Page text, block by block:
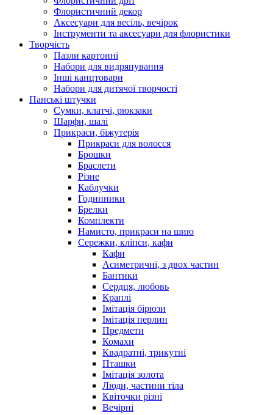
Флористичний декор
Аксесуари для весіль, вечірок
Інструменти та аксесуари для флористики
Творчість
Пазли картонні
Набори для видряпування
Інші канцтовари
Набори для дитячої творчості
Панські штучки
Сумки, клатчі, рюкзаки
Шарфи, шалі
Прикраси, біжутерія
Прикраси для волосся
Брошки
Браслети
Різне
Каблучки
Годинники
Брелки
Комплекти
Намисто, прикраси на шию
Сережки, кліпси, кафи
Кафи
Асиметричні, з двох частин
Бантики
Сердця, любовь
Краплі
Імітація бірюзи
Імітація перлин
Предмети
Комахи
Квадратні, трикутні
Пташки
Імітація золота
Люди, частини тіла
Квіточки різні
Вечірні